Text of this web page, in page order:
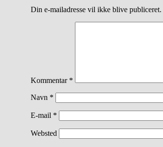
Din e-mailadresse vil ikke blive publiceret.
Kommentar *
Navn *
E-mail *
Websted